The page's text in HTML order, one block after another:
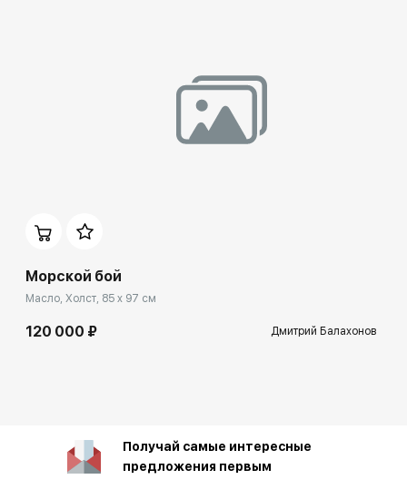
Морской бой
Масло, Холст, 85 x 97 см
120 000 ₽ Дмитрий Балахонов
Получай самые интересные
предложения первым